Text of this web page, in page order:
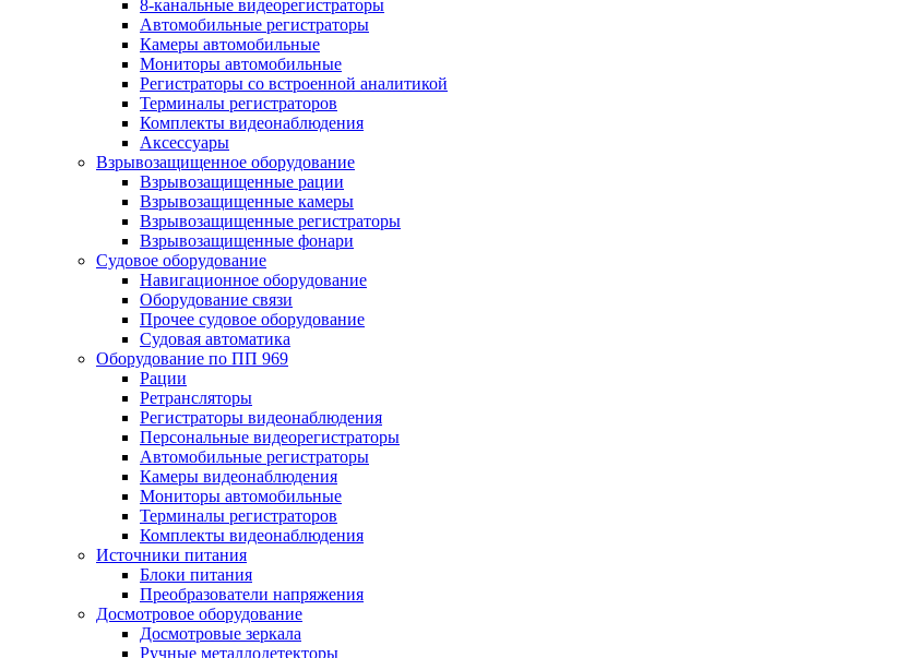
8-канальные видеорегистраторы
Автомобильные регистраторы
Камеры автомобильные
Мониторы автомобильные
Регистраторы со встроенной аналитикой
Терминалы регистраторов
Комплекты видеонаблюдения
Аксессуары
Взрывозащищенное оборудование
Взрывозащищенные рации
Взрывозащищенные камеры
Взрывозащищенные регистраторы
Взрывозащищенные фонари
Судовое оборудование
Навигационное оборудование
Оборудование связи
Прочее судовое оборудование
Судовая автоматика
Оборудование по ПП 969
Рации
Ретрансляторы
Регистраторы видеонаблюдения
Персональные видеорегистраторы
Автомобильные регистраторы
Камеры видеонаблюдения
Мониторы автомобильные
Терминалы регистраторов
Комплекты видеонаблюдения
Источники питания
Блоки питания
Преобразователи напряжения
Досмотровое оборудование
Досмотровые зеркала
Ручные металлодетекторы